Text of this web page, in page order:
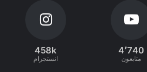
4٬740
متابعون
458k
انستجرام